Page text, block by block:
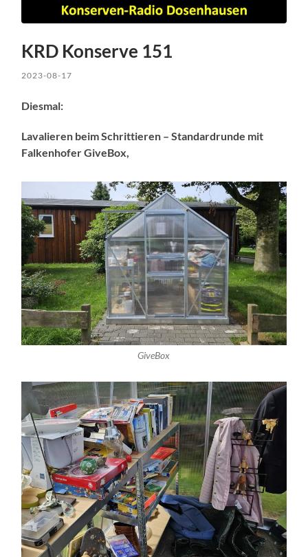
KRD Konserve 151
2023-08-17
Diesmal:
Lavalieren beim Schrittieren – Standardrunde mit
Falkenhofer GiveBox,
GiveBox